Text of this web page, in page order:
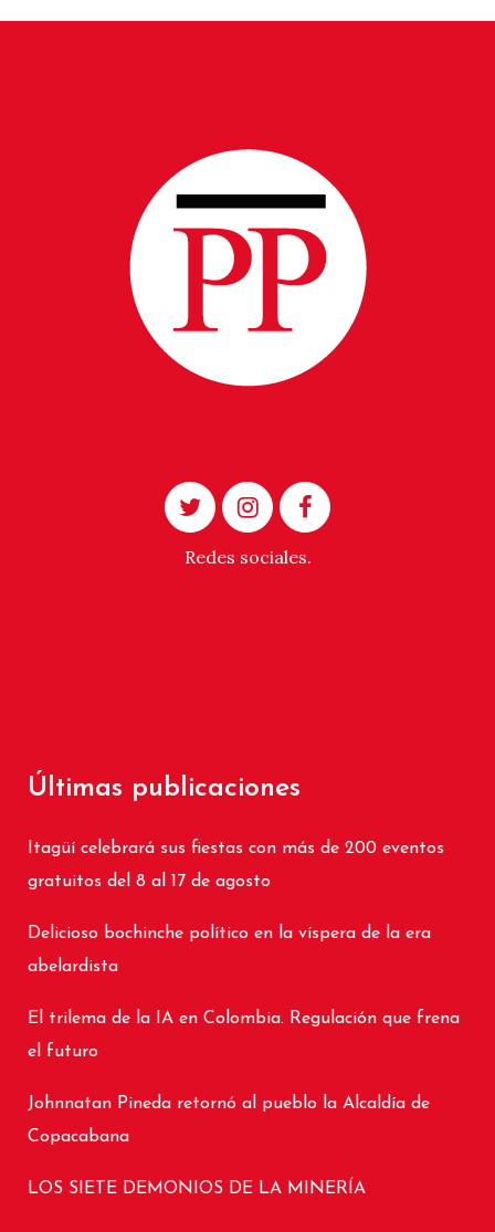
Redes sociales.
Últimas publicaciones
Itagüí celebrará sus fiestas con más de 200 eventos
gratuitos del 8 al 17 de agosto
Delicioso bochinche político en la víspera de la era
abelardista
El trilema de la IA en Colombia. Regulación que frena
el futuro
Johnnatan Pineda retornó al pueblo la Alcaldía de
Copacabana
LOS SIETE DEMONIOS DE LA MINERÍA